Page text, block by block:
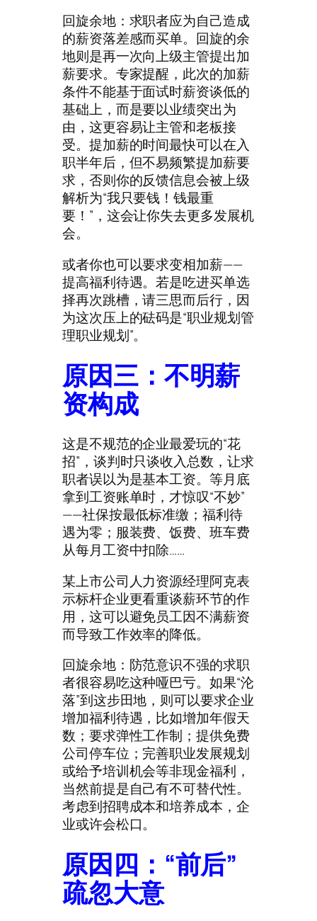
回旋余地：求职者应为自己造成
的薪资落差感而买单。回旋的余
地则是再一次向上级主管提出加
薪要求。专家提醒，此次的加薪
条件不能基于面试时薪资谈低的
基础上，而是要以业绩突出为
由，这更容易让主管和老板接
受。提加薪的时间最快可以在入
职半年后，但不易频繁提加薪要
求，否则你的反馈信息会被上级
解析为“我只要钱！钱最重
要！”，这会让你失去更多发展机
会。
或者你也可以要求变相加薪——
提高福利待遇。若是吃进买单选
择再次跳槽，请三思而后行，因
为这次压上的砝码是“职业规划管
理职业规划”。
原因三：不明薪
资构成
这是不规范的企业最爱玩的“花
招”，谈判时只谈收入总数，让求
职者误以为是基本工资。等月底
拿到工资账单时，才惊叹“不妙”
——社保按最低标准缴；福利待
遇为零；服装费、饭费、班车费
从每月工资中扣除……
某上市公司人力资源经理阿克表
示标杆企业更看重谈薪环节的作
用，这可以避免员工因不满薪资
而导致工作效率的降低。
回旋余地：防范意识不强的求职
者很容易吃这种哑巴亏。如果“沦
落”到这步田地，则可以要求企业
增加福利待遇，比如增加年假天
数；要求弹性工作制；提供免费
公司停车位；完善职业发展规划
或给予培训机会等非现金福利，
当然前提是自己有不可替代性。
考虑到招聘成本和培养成本，企
业或许会松口。
原因四：“前后”
疏忽大意